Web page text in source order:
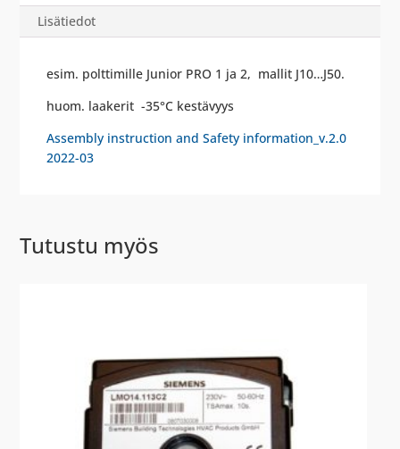
Lisätiedot
esim. polttimille Junior PRO 1 ja 2, mallit J10…J50.
huom. laakerit -35°C kestävyys
Assembly instruction and Safety information_v.2.0
2022-03
Tutustu myös